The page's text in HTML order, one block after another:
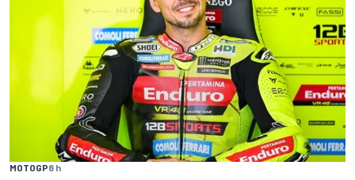
MOTOGP8 h